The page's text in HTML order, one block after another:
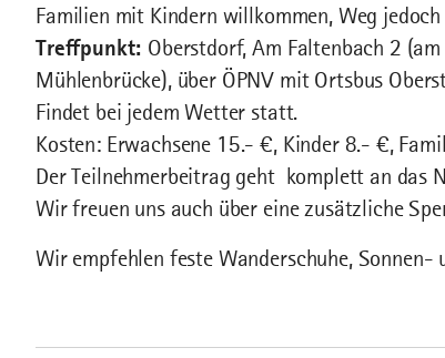
Familien mit Kindern willkommen, Weg
Treffpunkt: Oberstdorf, Am Faltenbach 2
Mühlenbrücke), über ÖPNV mit Ortsbus
Findet bei jedem Wetter statt.
Kosten: Erwachsene 15.- €, Kinder 8.- €,
Der Teilnehmerbeitrag geht komplett an das
Wir freuen uns auch über eine zusätzliche
Wir empfehlen feste Wanderschuhe,